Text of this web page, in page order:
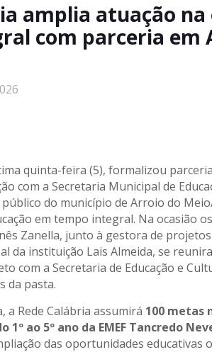
amplia atuação na
com parceria em
quinta-feira (5), formalizou
com a Secretaria Municipal de
do município de Arroio do
em tempo integral. Na ocasião
Zanella, junto à gestora de
da instituição Lais Almeida, se
com a Secretaria de Educação e
da pasta.
a Rede Calábria assumirá 100 metas
ao 5º ano da EMEF Tancredo
das oportunidades educativas